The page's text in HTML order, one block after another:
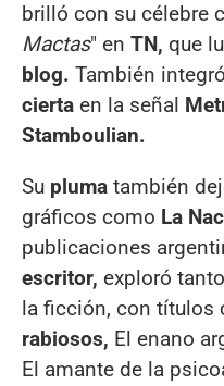
brilló con su célebre
Mactas" en TN, que
blog. También
cierta en la señal
Stamboulian.
Su pluma también
gráficos como La
publicaciones
escritor, exploró
la ficción, con títulos
rabiosos, El enano
El amante de la